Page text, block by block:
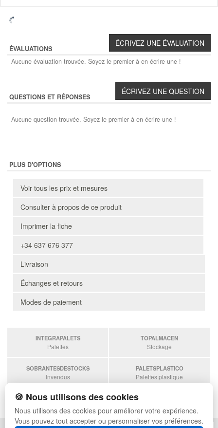
ÉVALUATIONS
Aucune évaluation trouvée. Soyez le premier à en écrire une !
QUESTIONS ET RÉPONSES
Aucune question trouvée. Soyez le premier à en écrire une !
PLUS D'OPTIONS
Voir tous les prix et mesures
Consulter à propos de ce produit
Imprimer la fiche
+34 637 676 377
Livraison
Échanges et retours
Modes de paiement
INTEGRAPALETS
Palettes
TOPALMACEN
Stockage
SOBRANTESDESTOCKS
Invendus
PALETSPLASTICO
Palettes plastique
ESTANTERIASKIT
Estanterias
🍪 Nous utilisons des cookies
Nous utilisons des cookies pour améliorer votre expérience.
Vous pouvez tout accepter ou personnaliser vos préférences.